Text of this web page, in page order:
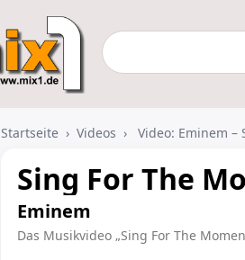
Startseite › Videos › Video: Eminem –
Sing For The
Eminem
Das Musikvideo „Sing For The